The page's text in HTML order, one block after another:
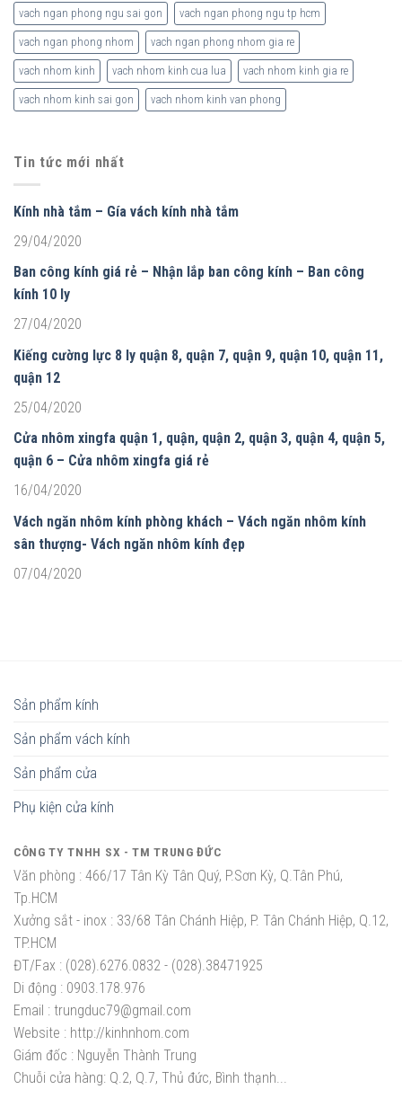
vach ngan phong ngu sai gon vach ngan phong ngu tp hcm
vach ngan phong nhom vach ngan phong nhom gia re
vach nhom kinh vach nhom kinh cua lua vach nhom kinh gia re
vach nhom kinh sai gon vach nhom kinh van phong
Tin tức mới nhất
Kính nhà tắm – Gía vách kính nhà tắm
29/04/2020
Ban công kính giá rẻ – Nhận lắp ban công kính – Ban công
kính 10 ly
27/04/2020
Kiếng cường lực 8 ly quận 8, quận 7, quận 9, quận 10, quận 11,
quận 12
25/04/2020
Cửa nhôm xingfa quận 1, quận, quận 2, quận 3, quận 4, quận 5,
quận 6 – Cửa nhôm xingfa giá rẻ
16/04/2020
Vách ngăn nhôm kính phòng khách – Vách ngăn nhôm kính
sân thượng- Vách ngăn nhôm kính đẹp
07/04/2020
Sản phẩm kính
Sản phẩm vách kính
Sản phẩm cửa
Phụ kiện cửa kính
CÔNG TY TNHH SX - TM TRUNG ĐỨC
Văn phòng : 466/17 Tân Kỳ Tân Quý, P.Sơn Kỳ, Q.Tân Phú,
Tp.HCM
Xưởng sắt - inox : 33/68 Tân Chánh Hiệp, P. Tân Chánh Hiệp, Q.12,
TP.HCM
ĐT/Fax : (028).6276.0832 - (028).38471925
Di động : 0903.178.976
Email : trungduc79@gmail.com
Website : http://kinhnhom.com
Giám đốc : Nguyễn Thành Trung
Chuỗi cửa hàng: Q.2, Q.7, Thủ đức, Bình thạnh...